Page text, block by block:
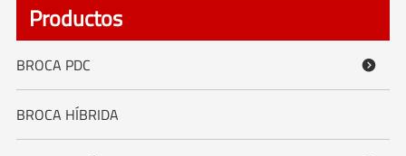
Productos
BROCA PDC 
BROCA HÍBRIDA